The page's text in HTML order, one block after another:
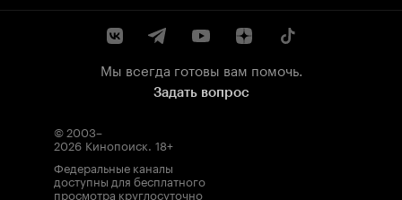
Мы всегда готовы вам помочь.
Задать вопрос
© 2003–
2026 Кинопоиск. 18+
Федеральные каналы
доступны для бесплатного
просмотра круглосуточно